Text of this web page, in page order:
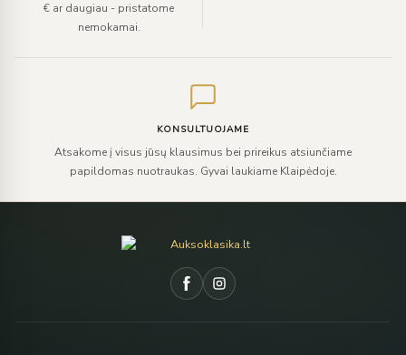
€ ar daugiau - pristatome
nemokamai.
KONSULTUOJAME
Atsakome į visus jūsų klausimus bei prireikus atsiunčiame
papildomas nuotraukas. Gyvai laukiame Klaipėdoje.